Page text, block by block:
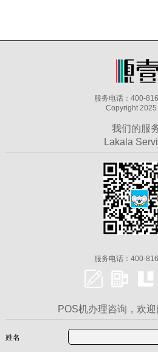
服务电话：400-
Copyright 2025
我们的服
Lakala
服务电话：400-
POS机办理咨询，欢
姓名